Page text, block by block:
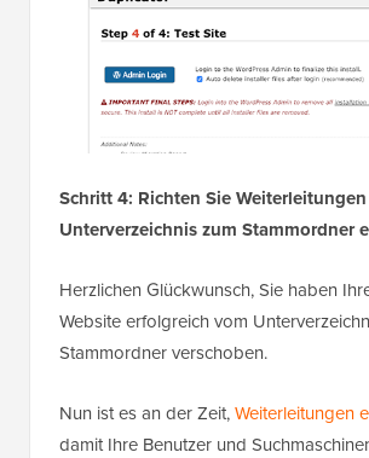
Schritt 4: Richten Sie
Unterverzeichnis zum Stammordner
Herzlichen Glückwunsch, Sie haben
Website erfolgreich vom
Stammordner verschoben.
Nun ist es an der Zeit,Weiterleitungen
damit Ihre Benutzer und